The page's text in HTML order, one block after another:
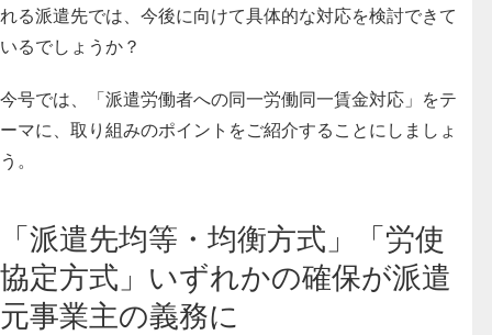
れる派遣先では、今後に向けて具体的な対応を検討できて
いるでしょうか？
今号では、「派遣労働者への同一労働同一賃金対応」をテ
ーマに、取り組みのポイントをご紹介することにしましょ
う。
「派遣先均等・均衡方式」「労使
協定方式」いずれかの確保が派遣
元事業主の義務に